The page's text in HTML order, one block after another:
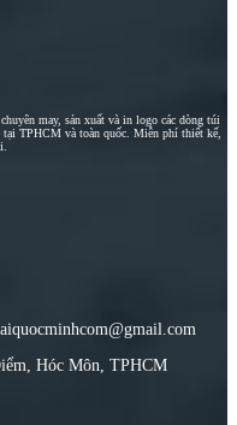
may, sản xuất và in logo các dòng túi
tại TPHCM và toàn quốc. Miễn phí thiết kế,
Hóc Môn, TPHCM